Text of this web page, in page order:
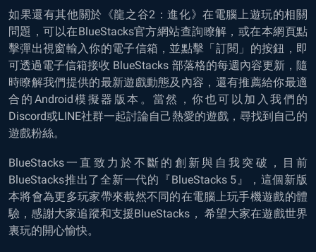
如果還有其他關於《龍之谷2：進化》在電腦上遊玩的相關
問題，可以在BlueStacks官方網站查詢瞭解，或在本網頁點
擊彈出視窗輸入你的電子信箱，並點擊「訂閱」的按鈕，即
可透過電子信箱接收 BlueStacks 部落格的每週內容更新，隨
時瞭解我們提供的最新遊戲動態及內容，還有推薦給你最適
合的Android模擬器版本。當然，你也可以加入我們的
Discord或LINE社群一起討論自己熱愛的遊戲，尋找到自己的
遊戲粉絲。
BlueStacks一直致力於不斷的創新與自我突破，目前
BlueStacks推出了全新一代的『BlueStacks 5』，這個新版
本將會為更多玩家帶來截然不同的在電腦上玩手機遊戲的體
驗，感謝大家追蹤和支援BlueStacks， 希望大家在遊戲世界
裏玩的開心愉快。